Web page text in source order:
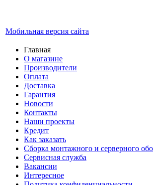
Мобильная версия сайта
Главная
О магазине
Производители
Оплата
Доставка
Гарантия
Новости
Контакты
Наши проекты
Кредит
Как заказать
Сборка монтажного и серверного
Сервисная служба
Вакансии
Интересное